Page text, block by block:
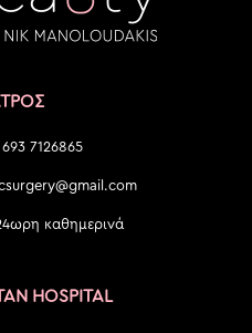
7126865
καθημερινά
HOSPITAL